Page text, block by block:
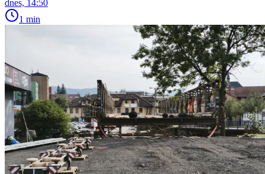
dnes, 14:50
1 min